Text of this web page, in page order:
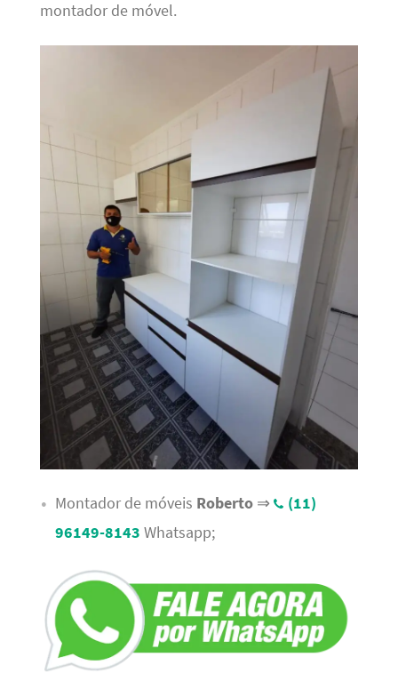
montador de móvel.
Montador de móveis Roberto⇒
(11)
96149-8143 Whatsapp;